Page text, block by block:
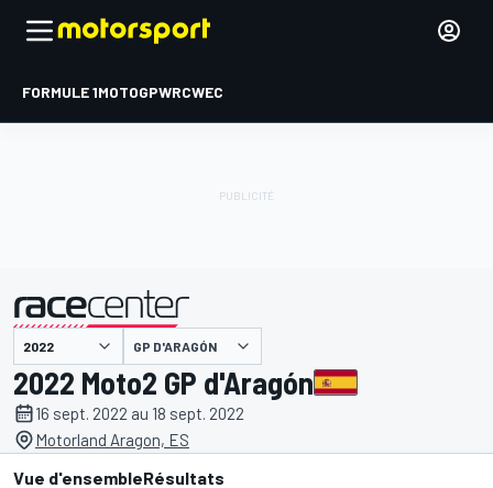
FORMULE 1MOTOGPWRCWEC
présenté par GP D'ARAGÓN
2022 Moto2 GP d'Aragón
16 sept. 2022 au 18 sept. 2022
Motorland Aragon, ES
Vue d'ensembleRésultats